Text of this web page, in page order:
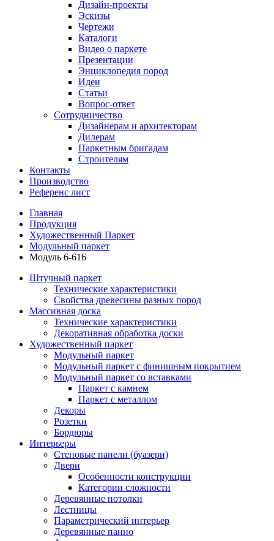
Дизайн-проекты
Эскизы
Чертежи
Каталоги
Видео о паркете
Презентации
Энциклопедия пород
Идеи
Статьи
Вопрос-ответ
Сотрудничество
Дизайнерам и архитекторам
Дилерам
Паркетным бригадам
Строителям
Контакты
Производство
Референс лист
Главная
Продукция
Художественный Паркет
Модульный паркет
Модуль 6-616
Штучный паркет
Технические характеристики
Свойства древесины разных пород
Массивная доска
Технические характеристики
Декоративная обработка доски
Художественный паркет
Модульный паркет
Модульный паркет с финишным покрытием
Модульный паркет со вставками
Паркет с камнем
Паркет с металлом
Декоры
Розетки
Бордюры
Интерьеры
Стеновые панели (буазери)
Двери
Особенности конструкции
Категории сложности
Деревянные потолки
Лестницы
Параметрический интерьер
Деревянные панно